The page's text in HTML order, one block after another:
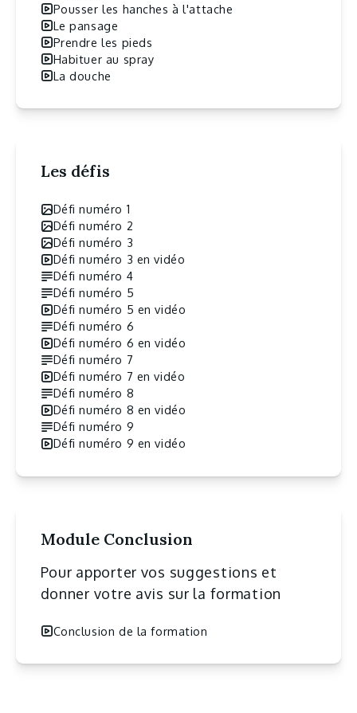
Pousser les hanches à l'attache
Le pansage
Prendre les pieds
Habituer au spray
La douche
Les défis
Défi numéro 1
Défi numéro 2
Défi numéro 3
Défi numéro 3 en vidéo
Défi numéro 4
Défi numéro 5
Défi numéro 5 en vidéo
Défi numéro 6
Défi numéro 6 en vidéo
Défi numéro 7
Défi numéro 7 en vidéo
Défi numéro 8
Défi numéro 8 en vidéo
Défi numéro 9
Défi numéro 9 en vidéo
Module Conclusion
Pour apporter vos suggestions et
donner votre avis sur la formation
Conclusion de la formation